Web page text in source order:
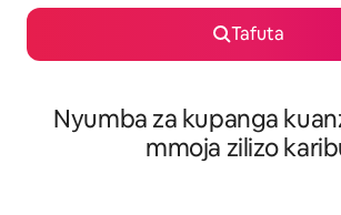
Tafuta
Nyumba za kupanga
mmoja zilizo